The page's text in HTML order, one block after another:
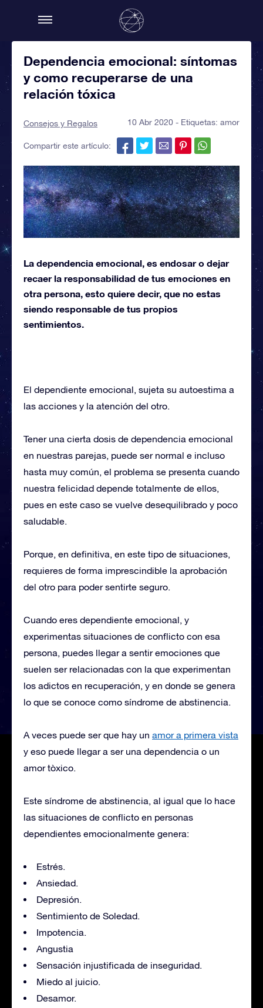
Dependencia emocional: síntomas
y como recuperarse de una
relación tóxica
Consejos y Regalos 10 Abr 2020 - Etiquetas: amor
Compartir este artículo:
La dependencia emocional, es endosar o dejar
recaer la responsabilidad de tus emociones en
otra persona, esto quiere decir, que no estas
siendo responsable de tus propios
sentimientos.
El dependiente emocional, sujeta su autoestima a
las acciones y la atención del otro.
Tener una cierta dosis de dependencia emocional
en nuestras parejas, puede ser normal e incluso
hasta muy común, el problema se presenta cuando
nuestra felicidad depende totalmente de ellos,
pues en este caso se vuelve desequilibrado y poco
saludable.
Porque, en definitiva, en este tipo de situaciones,
requieres de forma imprescindible la aprobación
del otro para poder sentirte seguro.
Cuando eres dependiente emocional, y
experimentas situaciones de conflicto con esa
persona, puedes llegar a sentir emociones que
suelen ser relacionadas con la que experimentan
los adictos en recuperación, y en donde se genera
lo que se conoce como síndrome de abstinencia.
A veces puede ser que hay un amor a primera vista
y eso puede llegar a ser una dependencia o un
amor tòxico.
Este síndrome de abstinencia, al igual que lo hace
las situaciones de conflicto en personas
dependientes emocionalmente genera:
Estrés.
Ansiedad.
Depresión.
Sentimiento de Soledad.
Impotencia.
Angustia
Sensación injustificada de inseguridad.
Miedo al juicio.
Desamor.